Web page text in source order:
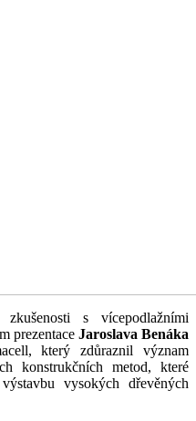
s vícepodlažními
prezentace Jaroslava Benáka
který zdůraznil význam
konstrukčních metod, které
vysokých dřevěných